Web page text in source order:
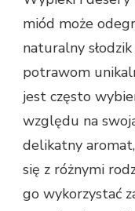
miód może
naturalny
potrawom
jest często
względu na
delikatny
się z różnymi
go wykorzystać